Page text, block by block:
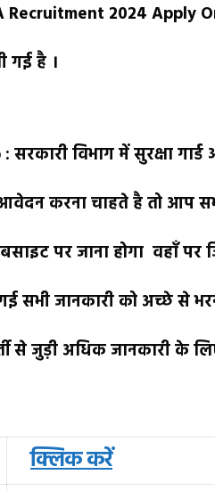
2024 Apply
गई है ।
विभाग में सुरक्षा
करना चाहते है तो आप
पर जाना होगा वहाँ पर
सभी जानकारी को अच्छे से
से जुड़ी अधिक जानकारी के
क्लिक करें